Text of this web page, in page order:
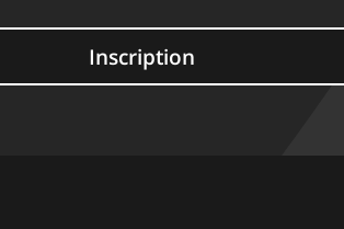
Inscription